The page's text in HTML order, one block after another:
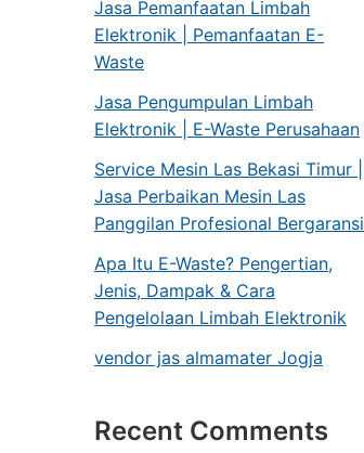
Jasa Pemanfaatan Limbah
Elektronik | Pemanfaatan E-
Waste
Jasa Pengumpulan Limbah
Elektronik | E-Waste Perusahaan
Service Mesin Las Bekasi Timur |
Jasa Perbaikan Mesin Las
Panggilan Profesional Bergaransi
Apa Itu E-Waste? Pengertian,
Jenis, Dampak & Cara
Pengelolaan Limbah Elektronik
vendor jas almamater Jogja
Recent Comments